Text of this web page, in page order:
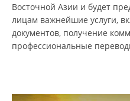
Восточной Азии и будет
лицам важнейшие услуги,
документов, получение
профессиональные